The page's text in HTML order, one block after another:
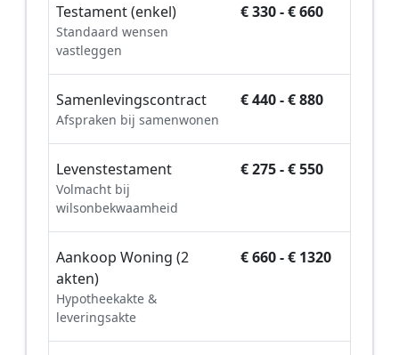
Testament (enkel)
Standaard wensen
vastleggen
€ 330 - € 660
Samenlevingscontract
Afspraken bij samenwonen
€ 440 - € 880
Levenstestament
Volmacht bij
wilsonbekwaamheid
€ 275 - € 550
Aankoop Woning (2
akten)
Hypotheekakte &
leveringsakte
€ 660 - € 1320